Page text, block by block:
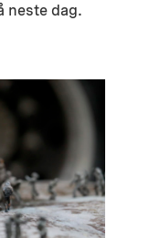
neste dag.